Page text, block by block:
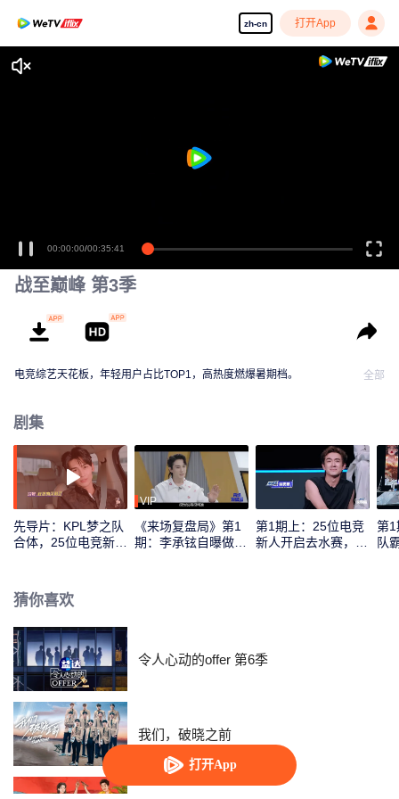
zh-cn 打开App
打开App
战至巅峰 第3季
电竞综艺天花板，年轻用户占比TOP1，高热度燃爆暑期档。 全部
剧集
先导片：KPL梦之队
合体，25位电竞新人
VIP
《来场复盘局》第1
期：李承铉自曝做
第1期上：25位电竞
新人开启去水赛，谁
第1
队
猜你喜欢
令人心动的offer 第6季
我们，破晓之前